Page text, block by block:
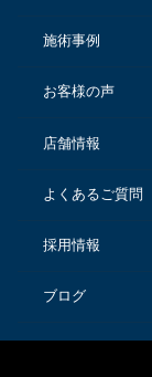
施術事例
お客様の声
店舗情報
よくあるご質問
採用情報
ブログ